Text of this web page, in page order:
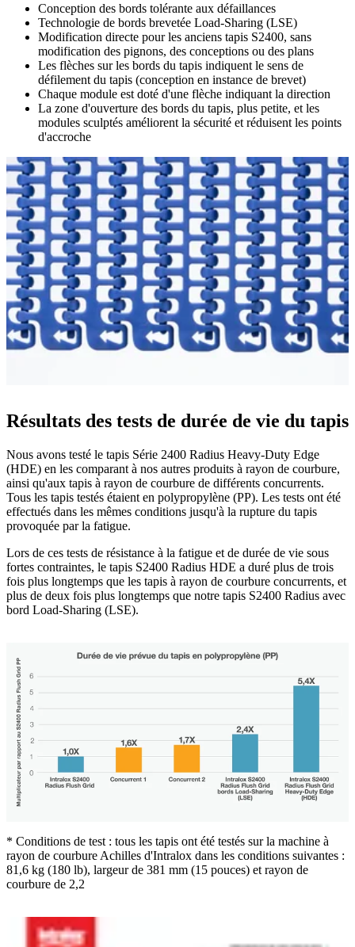
Conception des bords tolérante aux défaillances
Technologie de bords brevetée Load-Sharing (LSE)
Modification directe pour les anciens tapis S2400, sans
modification des pignons, des conceptions ou des plans
Les flèches sur les bords du tapis indiquent le sens de
défilement du tapis (conception en instance de brevet)
Chaque module est doté d'une flèche indiquant la direction
La zone d'ouverture des bords du tapis, plus petite, et les
modules sculptés améliorent la sécurité et réduisent les points
d'accroche
Résultats des tests de durée de vie du tapis
Nous avons testé le tapis Série 2400 Radius Heavy-Duty Edge
(HDE) en les comparant à nos autres produits à rayon de courbure,
ainsi qu'aux tapis à rayon de courbure de différents concurrents.
Tous les tapis testés étaient en polypropylène (PP). Les tests ont été
effectués dans les mêmes conditions jusqu'à la rupture du tapis
provoquée par la fatigue.
Lors de ces tests de résistance à la fatigue et de durée de vie sous
fortes contraintes, le tapis S2400 Radius HDE a duré plus de trois
fois plus longtemps que les tapis à rayon de courbure concurrents, et
plus de deux fois plus longtemps que notre tapis S2400 Radius avec
bord Load-Sharing (LSE).
* Conditions de test : tous les tapis ont été testés sur la machine à
rayon de courbure Achilles d'Intralox dans les conditions suivantes :
81,6 kg (180 lb), largeur de 381 mm (15 pouces) et rayon de
courbure de 2,2